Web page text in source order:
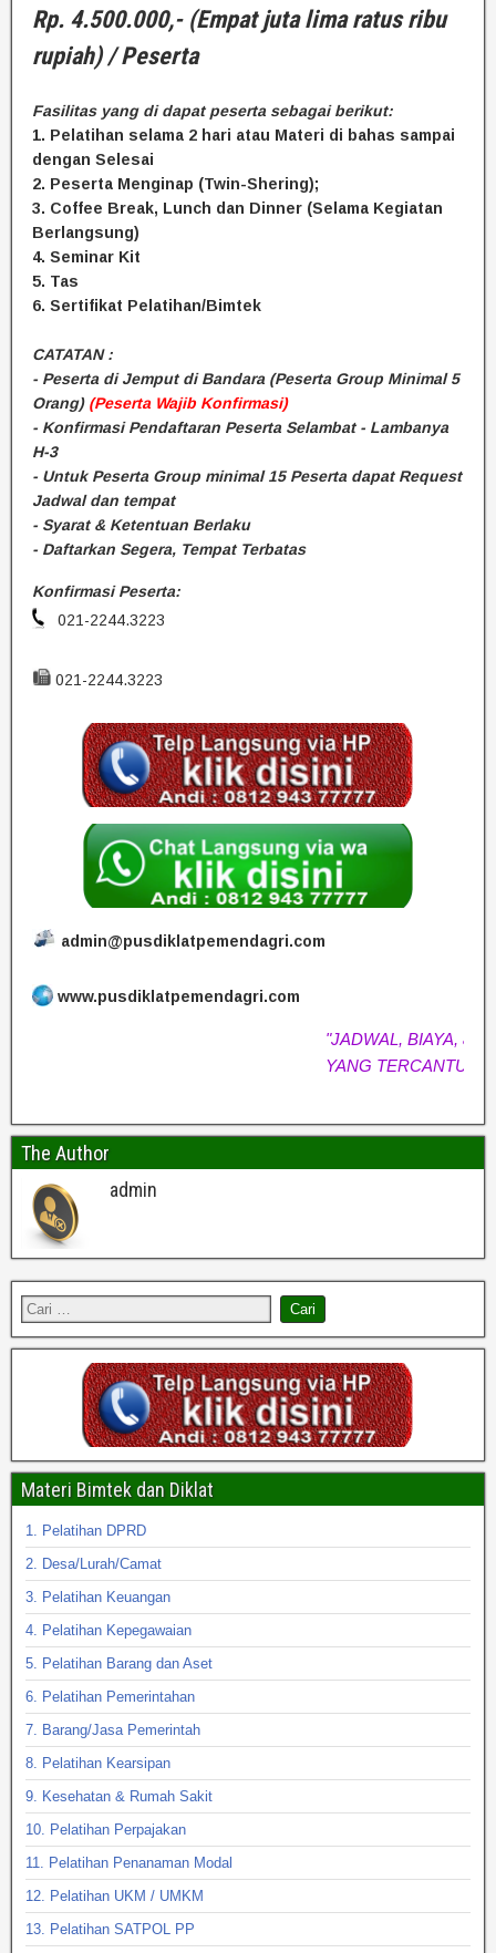
Rp. 4.500.000,- (Empat juta lima ratus ribu
rupiah) / Peserta
Fasilitas yang di dapat peserta sebagai berikut:
1. Pelatihan selama 2 hari atau Materi di bahas sampai
dengan Selesai
2. Peserta Menginap (Twin-Shering);
3. Coffee Break, Lunch dan Dinner (Selama Kegiatan
Berlangsung)
4. Seminar Kit
5. Tas
6. Sertifikat Pelatihan/Bimtek
CATATAN :
- Peserta di Jemput di Bandara (Peserta Group Minimal 5
Orang) (Peserta Wajib Konfirmasi)
- Konfirmasi Pendaftaran Peserta Selambat - Lambanya
H-3
- Untuk Peserta Group minimal 15 Peserta dapat Request
Jadwal dan tempat
- Syarat & Ketentuan Berlaku
- Daftarkan Segera, Tempat Terbatas
Konfirmasi Peserta:
021-2244.3223
021-2244.3223
admin@pusdiklatpemendagri.com
www.pusdiklatpemendagri.com
"JADWAL, BIAYA, &
YANG TERCANTUM
The Author
admin
Materi Bimtek dan Diklat
1. Pelatihan DPRD
2. Desa/Lurah/Camat
3. Pelatihan Keuangan
4. Pelatihan Kepegawaian
5. Pelatihan Barang dan Aset
6. Pelatihan Pemerintahan
7. Barang/Jasa Pemerintah
8. Pelatihan Kearsipan
9. Kesehatan & Rumah Sakit
10. Pelatihan Perpajakan
11. Pelatihan Penanaman Modal
12. Pelatihan UKM / UMKM
13. Pelatihan SATPOL PP